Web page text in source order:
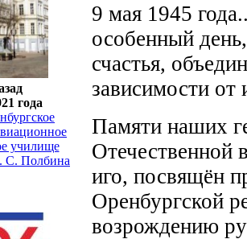
года
училище
С. Полбина
9 мая 1945
особенный
счастья,
зависимости от
Памяти наших
Отечественной
иго, посвящён
Оренбургской
возрождению